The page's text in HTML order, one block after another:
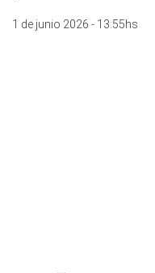
1 de junio 2026 - 13:55hs